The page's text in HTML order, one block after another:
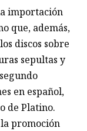
importación
que, además,
discos sobre
sepultas y
en español,
de Platino.
promoción